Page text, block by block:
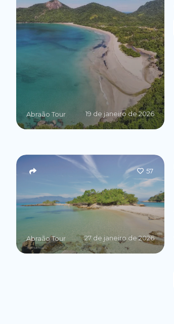
Abraão Tour 19 de janeiro de 2026
Abraão Tour 27 de janeiro de 2026
57